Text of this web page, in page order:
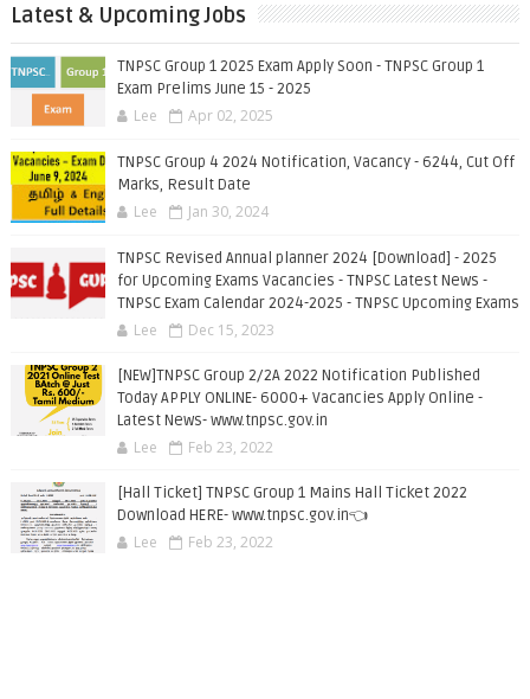
Latest & Upcoming Jobs
TNPSC Group 1 2025 Exam Apply Soon - TNPSC Group 1
Exam Prelims June 15 - 2025
Lee Apr 02, 2025
TNPSC Group 4 2024 Notification, Vacancy - 6244, Cut Off
Marks, Result Date
Lee Jan 30, 2024
TNPSC Revised Annual planner 2024 [Download] - 2025
for Upcoming Exams Vacancies - TNPSC Latest News -
TNPSC Exam Calendar 2024-2025 - TNPSC Upcoming Exams
Lee Dec 15, 2023
[NEW]TNPSC Group 2/2A 2022 Notification Published
Today APPLY ONLINE- 6000+ Vacancies Apply Online -
Latest News- www.tnpsc.gov.in
Lee Feb 23, 2022
[Hall Ticket] TNPSC Group 1 Mains Hall Ticket 2022
Download HERE- www.tnpsc.gov.in👈
Lee Feb 23, 2022